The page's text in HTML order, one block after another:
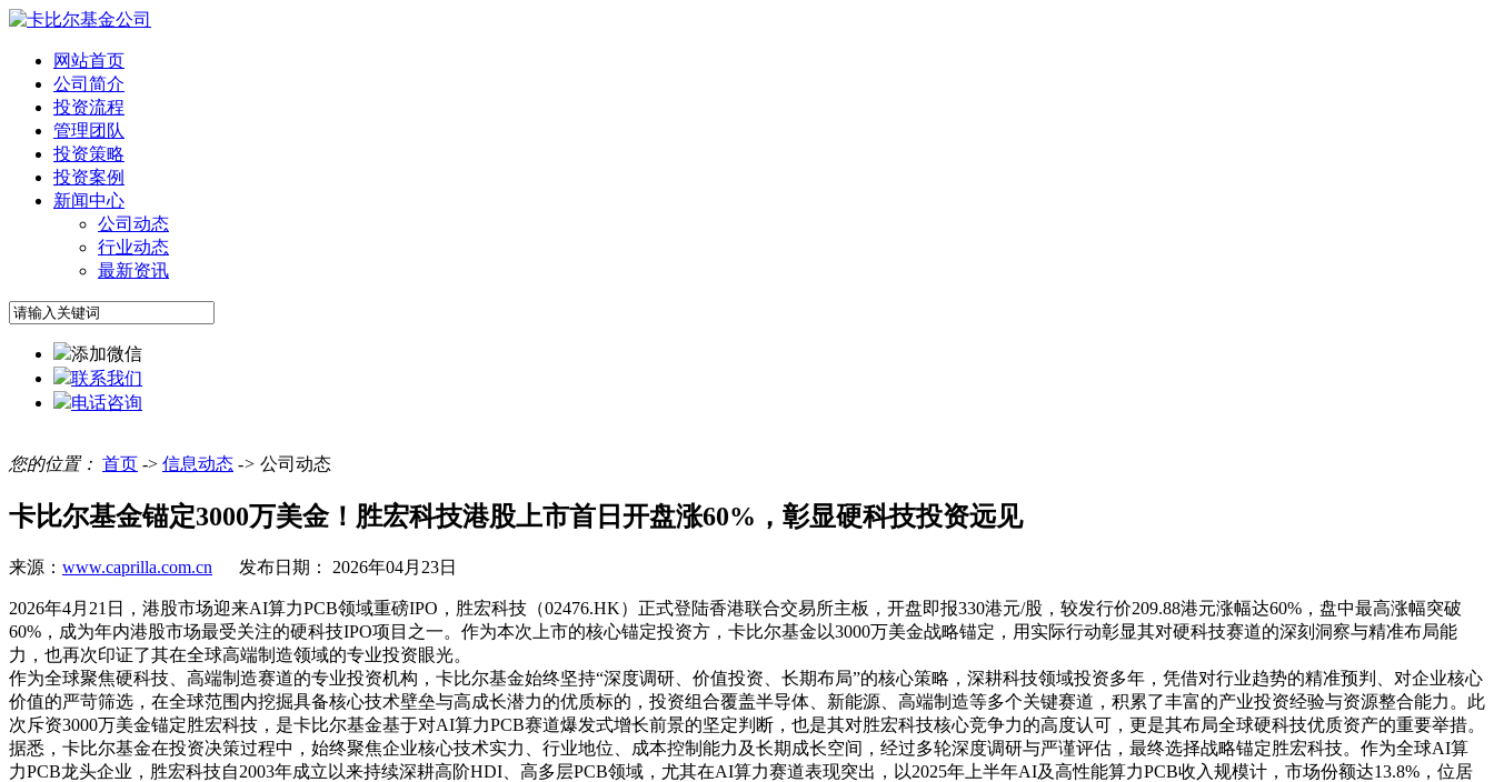
网站首页
公司简介
投资流程
管理团队
投资策略
投资案例
新闻中心
公司动态
行业动态
最新资讯
添加微信
联系我们
电话咨询
您的位置： 首页 -> 信息动态 -> 公司动态
卡比尔基金锚定3000万美金！胜宏科技港股上市首日开盘涨60%，彰显硬科技投资远见
来源： www.caprilla.com.cn 发布日期： 2026年04月23日
2026年4月21日，港股市场迎来AI算力PCB领域重磅IPO，胜宏科技（02476.HK）正式登陆香港联合交易所主板，开盘即报330港元/股，较发行价209.88港元涨幅达60%，盘中最高涨幅突破
60%，成为年内港股市场最受关注的硬科技IPO项目之一。作为本次上市的核心锚定投资方，卡比尔基金以3000万美金战略锚定，用实际行动彰显其对硬科技赛道的深刻洞察与精准布局能
力，也再次印证了其在全球高端制造领域的专业投资眼光。
作为全球聚焦硬科技、高端制造赛道的专业投资机构，卡比尔基金始终坚持“深度调研、价值投资、长期布局”的核心策略，深耕科技领域投资多年，凭借对行业趋势的精准预判、对企业核心
价值的严苛筛选，在全球范围内挖掘具备核心技术壁垒与高成长潜力的优质标的，投资组合覆盖半导体、新能源、高端制造等多个关键赛道，积累了丰富的产业投资经验与资源整合能力。此
次斥资3000万美金锚定胜宏科技，是卡比尔基金基于对AI算力PCB赛道爆发式增长前景的坚定判断，也是其对胜宏科技核心竞争力的高度认可，更是其布局全球硬科技优质资产的重要举措。
据悉，卡比尔基金在投资决策过程中，始终聚焦企业核心技术实力、行业地位、成本控制能力及长期成长空间，经过多轮深度调研与严谨评估，最终选择战略锚定胜宏科技。作为全球AI算
力PCB龙头企业，胜宏科技自2003年成立以来持续深耕高阶HDI、高多层PCB领域，尤其在AI算力赛道表现突出，以2025年上半年AI及高性能算力PCB收入规模计，市场份额达13.8%，位居